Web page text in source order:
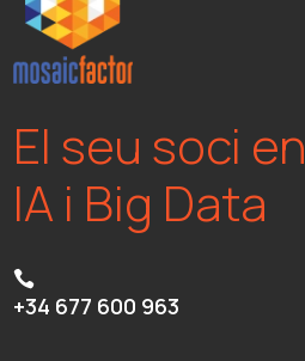
El seu soci en
IA i Big Data

+34 677 600 963